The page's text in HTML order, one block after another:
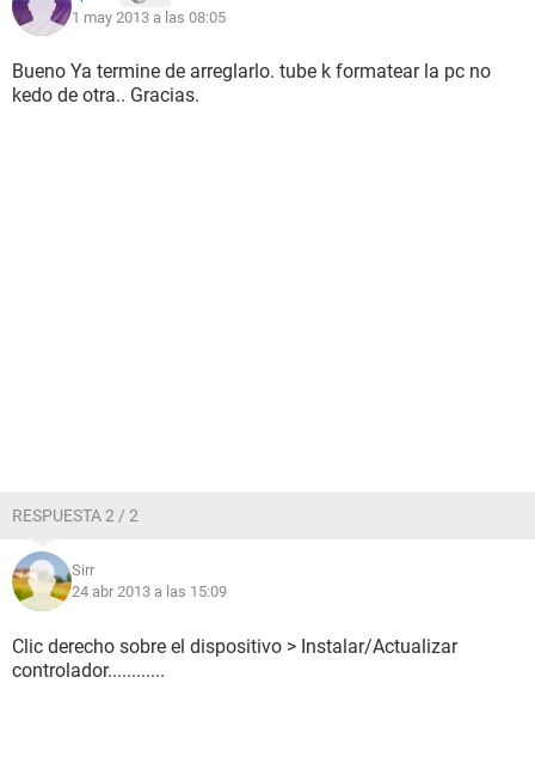
Nombre de la empresa Intel Corporation
Si alguien me ayuda por favor.. al ver que no puedo hacerlo
solo.. pues necesito ayuda T_T !!!
1 may 2013 a las 08:05
Bueno Ya termine de arreglarlo. tube k formatear la pc no
kedo de otra.. Gracias.
RESPUESTA 2 / 2
Sirr
24 abr 2013 a las 15:09
Clic derecho sobre el dispositivo > Instalar/Actualizar
controlador............